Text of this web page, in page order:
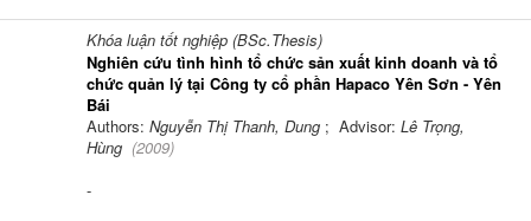
Khóa luận tốt nghiệp (BSc.Thesis)
Nghiên cứu tình hình tổ chức sản xuất kinh doanh và tổ
chức quản lý tại Công ty cổ phần Hapaco Yên Sơn - Yên
Bái
Authors: Nguyễn Thị Thanh, Dung ; Advisor: Lê Trọng,
Hùng (2009)
-